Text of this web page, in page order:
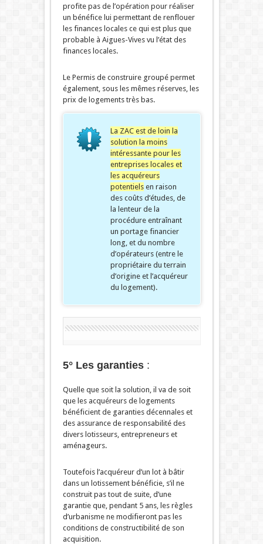
profite pas de l’opération pour réaliser
un bénéfice lui permettant de renflouer
les finances locales ce qui est plus que
probable à Aigues-Vives vu l’état des
finances locales.
Le Permis de construire groupé permet
également, sous les mêmes réserves, les
prix de logements très bas.
La ZAC est de loin la
solution la moins
intéressante pour les
entreprises locales et
les acquéreurs
potentielsen raison
des coûts d’études, de
la lenteur de la
procédure entraînant
un portage financier
long, et du nombre
d’opérateurs (entre le
propriétaire du terrain
d’origine et l’acquéreur
du logement).
5° Les garanties :
Quelle que soit la solution, il va de soit
que les acquéreurs de logements
bénéficient de garanties décennales et
des assurance de responsabilité des
divers lotisseurs, entrepreneurs et
aménageurs.
Toutefois l’acquéreur d’un lot à bâtir
dans un lotissement bénéficie, s’il ne
construit pas tout de suite, d’une
garantie que, pendant 5 ans, les règles
d’urbanisme ne modifieront pas les
conditions de constructibilité de son
acquisition.